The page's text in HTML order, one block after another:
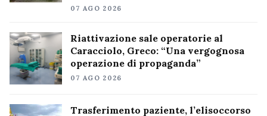
07 AGO 2026
Riattivazione sale operatorie al
Caracciolo, Greco: “Una vergognosa
operazione di propaganda”
07 AGO 2026
Trasferimento paziente, l’elisoccorso